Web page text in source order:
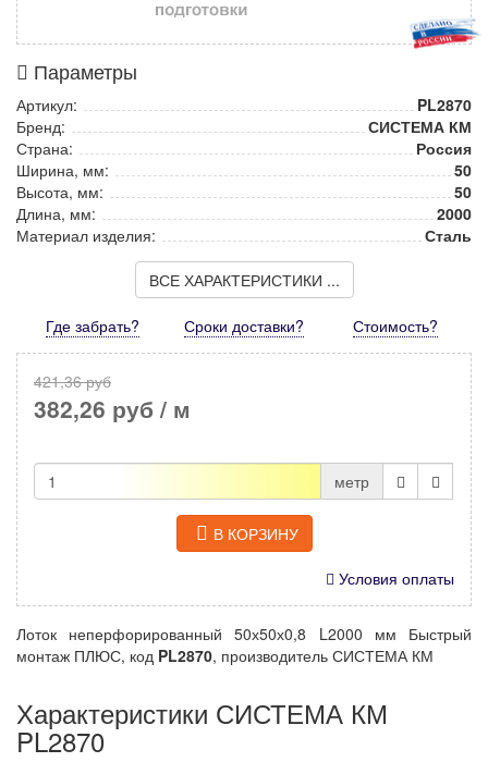
Параметры
Артикул:
PL2870
Бренд:
СИСТЕМА КМ
Страна:
Россия
Ширина, мм:
50
Высота, мм:
50
Длина, мм:
2000
Материал изделия:
Сталь
ВСЕ ХАРАКТЕРИСТИКИ ...
Где забрать? Сроки доставки? Стоимость?
421,36 руб
382,26 руб / м
метр
В КОРЗИНУ
Условия оплаты
Лоток неперфорированный 50х50х0,8 L2000 мм Быстрый
монтаж ПЛЮС, код PL2870, производитель СИСТЕМА КМ
Характеристики СИСТЕМА КМ
PL2870